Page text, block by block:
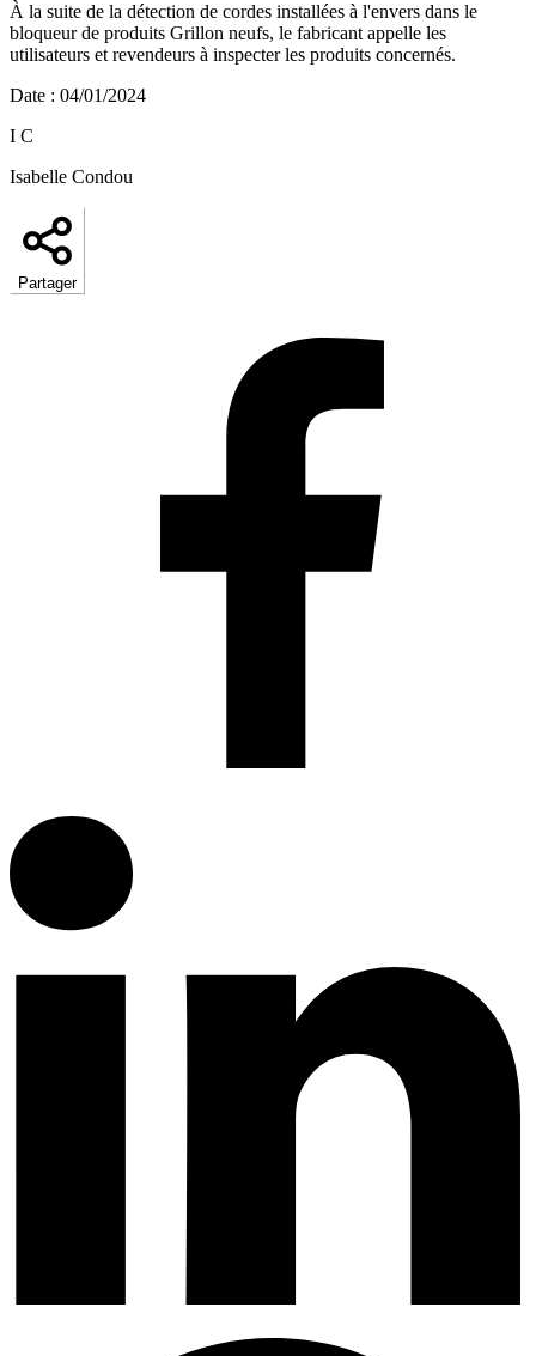
À la suite de la détection de cordes installées à l'envers dans le
bloqueur de produits Grillon neufs, le fabricant appelle les
utilisateurs et revendeurs à inspecter les produits concernés.
Date : 04/01/2024
I C
Isabelle Condou
Partager